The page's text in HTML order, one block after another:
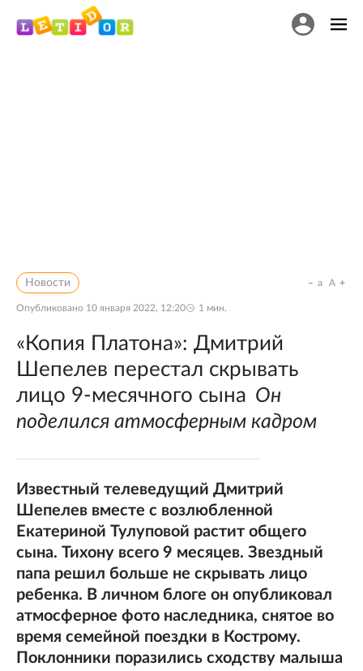
Новости
Опубликовано 10 января 2022, 12:20 1 мин.
a A
«Копия Платона»: Дмитрий
Шепелев перестал скрывать
лицо 9-месячного сына Он
поделился атмосферным кадром
Известный телеведущий Дмитрий
Шепелев вместе с возлюбленной
Екатериной Тулуповой растит общего
сына. Тихону всего 9 месяцев. Звездный
папа решил больше не скрывать лицо
ребенка. В личном блоге он опубликовал
атмосферное фото наследника, снятое во
время семейной поездки в Кострому.
Поклонники поразились сходству малыша